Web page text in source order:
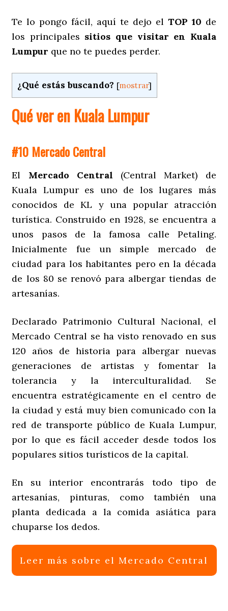
Te lo pongo fácil, aquí te dejo el TOP 10 de
los principales sitios que visitar en Kuala
Lumpur que no te puedes perder.
¿Qué estás buscando? [mostrar]
Qué ver en Kuala Lumpur
#10 Mercado Central
El Mercado Central (Central Market) de
Kuala Lumpur es uno de los lugares más
conocidos de KL y una popular atracción
turística. Construido en 1928, se encuentra a
unos pasos de la famosa calle Petaling.
Inicialmente fue un simple mercado de
ciudad para los habitantes pero en la década
de los 80 se renovó para albergar tiendas de
artesanías.
Declarado Patrimonio Cultural Nacional, el
Mercado Central se ha visto renovado en sus
120 años de historia para albergar nuevas
generaciones de artistas y fomentar la
tolerancia y la interculturalidad. Se
encuentra estratégicamente en el centro de
la ciudad y está muy bien comunicado con la
red de transporte público de Kuala Lumpur,
por lo que es fácil acceder desde todos los
populares sitios turísticos de la capital.
En su interior encontrarás todo tipo de
artesanías, pinturas, como también una
planta dedicada a la comida asiática para
chuparse los dedos.
Leer más sobre el Mercado Central